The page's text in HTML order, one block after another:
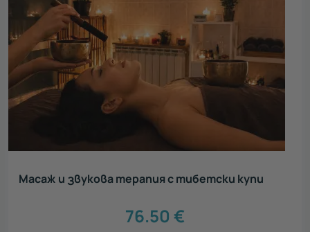
Масаж и звукова терапия с тибетски купи
76.50 €